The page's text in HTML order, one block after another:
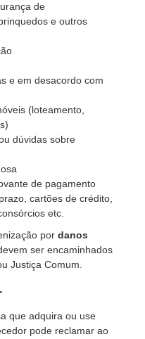
de
e outros
e em desacordo com
(loteamento,
dúvidas sobre
de pagamento
cartões de crédito,
etc.
por danos
ser encaminhados
Justiça Comum.
que adquira ou use
pode reclamar ao